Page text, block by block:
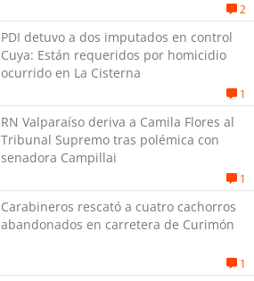
2
PDI detuvo a dos imputados en control
Cuya: Están requeridos por homicidio
ocurrido en La Cisterna
1
RN Valparaíso deriva a Camila Flores al
Tribunal Supremo tras polémica con
senadora Campillai
1
Carabineros rescató a cuatro cachorros
abandonados en carretera de Curimón
1